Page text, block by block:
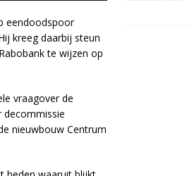
eendoodspoor
kreeg daarbij steun
te wijzen op
vraagover de
decommissie
nieuwbouw Centrum